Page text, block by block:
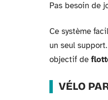
Pas besoin de
Ce système
un seul
objectif de
VÉLO